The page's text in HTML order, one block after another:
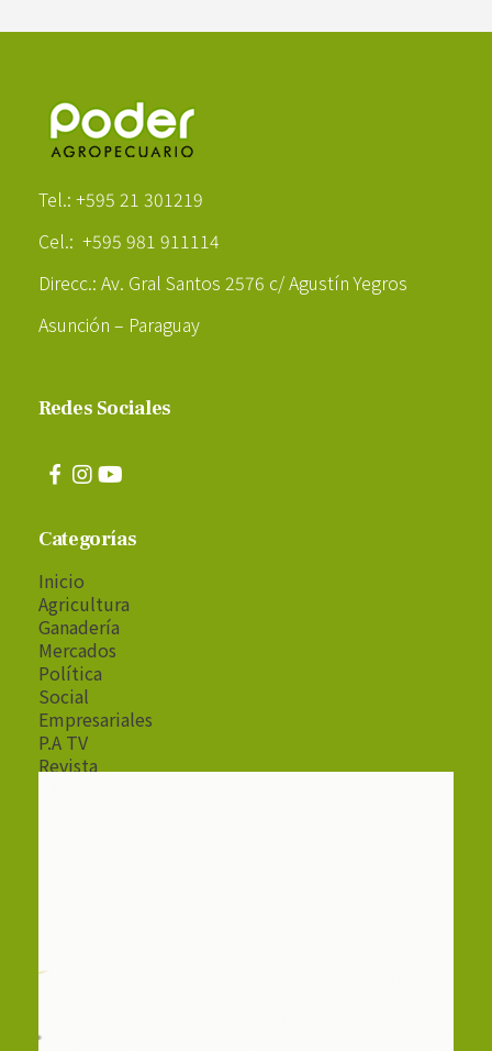
Tel.: +595 21 301219
Cel.: +595 981 911114
Direcc.: Av. Gral Santos 2576 c/ Agustín Yegros
Asunción – Paraguay
Redes Sociales
Categorías
Inicio
Agricultura
Ganadería
Mercados
Política
Social
Empresariales
P.A TV
Revista